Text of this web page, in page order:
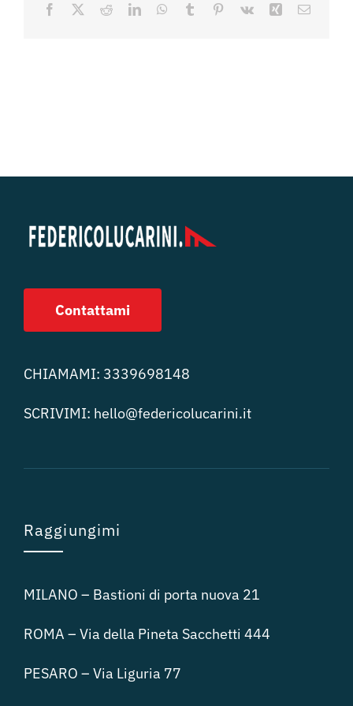
Facebook RedditLinkedInWhatsApp
Tumblr Pinterest
Vk Xing Email
Contattami
CHIAMAMI: 3339698148
SCRIVIMI: hello@federicolucarini.it
Raggiungimi
MILANO – Bastioni di porta nuova 21
ROMA – Via della Pineta Sacchetti 444
PESARO – Via Liguria 77